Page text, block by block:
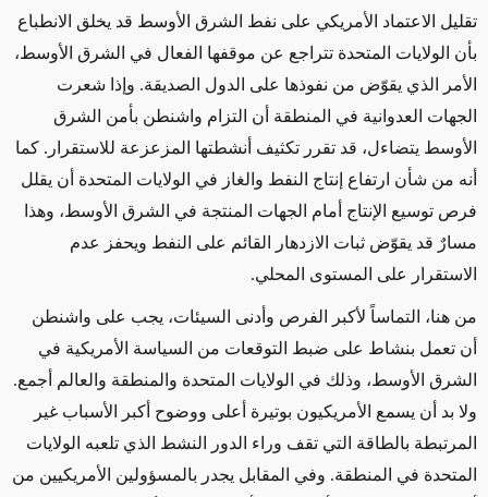
تقليل الاعتماد الأمريكي على نفط الشرق الأوسط قد يخلق الانطباع
بأن الولايات المتحدة تتراجع عن موقفها الفعال في الشرق الأوسط،
الأمر الذي يقوّض من نفوذها على الدول الصديقة. وإذا شعرت
الجهات العدوانية في المنطقة أن التزام واشنطن بأمن الشرق
الأوسط يتضاءل، قد تقرر تكثيف أنشطتها المزعزعة للاستقرار. كما
أنه من شأن ارتفاع إنتاج النفط والغاز في الولايات المتحدة أن يقلل
فرص توسيع الإنتاج أمام الجهات المنتجة في الشرق الأوسط، وهذا
مسارٌ قد يقوّض ثبات الازدهار القائم على النفط ويحفز عدم
الاستقرار على المستوى المحلي.
من هنا، التماساً لأكبر الفرص وأدنى السيئات، يجب على واشنطن
أن تعمل بنشاط على ضبط التوقعات من السياسة الأمريكية في
الشرق الأوسط، وذلك في الولايات المتحدة والمنطقة والعالم أجمع.
ولا بد أن يسمع الأمريكيون بوتيرة أعلى ووضوح أكبر الأسباب غير
المرتبطة بالطاقة التي تقف وراء الدور النشط الذي تلعبه الولايات
المتحدة في المنطقة. وفي المقابل يجدر بالمسؤولين الأمريكيين من